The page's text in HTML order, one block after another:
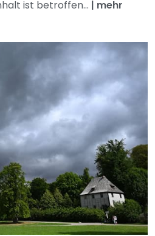
ist betroffen... | mehr